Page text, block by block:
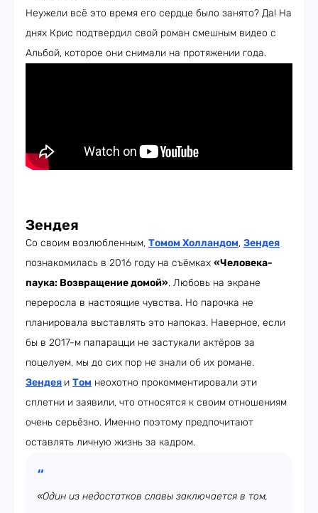
Неужели всё это время его сердце было занято? Да! На
днях Крис подтвердил свой роман смешным видео с
Альбой, которое они снимали на протяжении года.
Зендея
Со своим возлюбленным, Томом Холландом, Зендея
познакомилась в 2016 году на съёмках «Человека-
паука: Возвращение домой». Любовь на экране
переросла в настоящие чувства. Но парочка не
планировала выставлять это напоказ. Наверное, если
бы в 2017-м папарацци не застукали актёров за
поцелуем, мы до сих пор не знали об их романе.
Зендея и Том неохотно прокомментировали эти
сплетни и заявили, что относятся к своим отношениям
очень серьёзно. Именно поэтому предпочитают
оставлять личную жизнь за кадром.
«Один из недостатков славы заключается в том,